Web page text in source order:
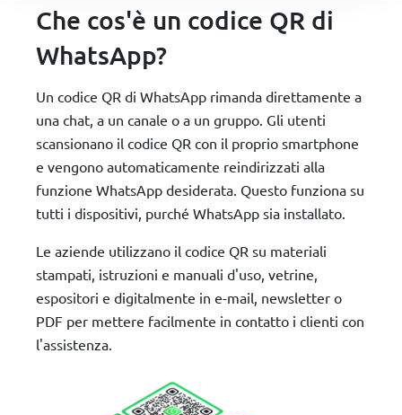
Che cos'è un codice QR di
WhatsApp?
Un codice QR di WhatsApp rimanda direttamente a
una chat, a un canale o a un gruppo. Gli utenti
scansionano il codice QR con il proprio smartphone
e vengono automaticamente reindirizzati alla
funzione WhatsApp desiderata. Questo funziona su
tutti i dispositivi, purché WhatsApp sia installato.
Le aziende utilizzano il codice QR su materiali
stampati, istruzioni e manuali d'uso, vetrine,
espositori e digitalmente in e-mail, newsletter o
PDF per mettere facilmente in contatto i clienti con
l'assistenza.